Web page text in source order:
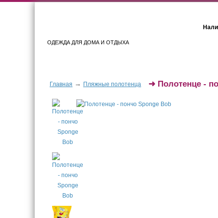
ОДЕЖДА ДЛЯ ДОМА И ОТДЫХА
Главная → Пляжные полотенца ➜ Полотенце -